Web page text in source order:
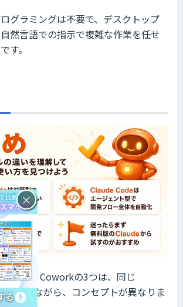
グラミングは不要で、デスクトップ
然言語での指示で複雑な作業を任せ
す。
Code・Coworkの3つは、同じ
ていながら、コンセプトが異なりま
×